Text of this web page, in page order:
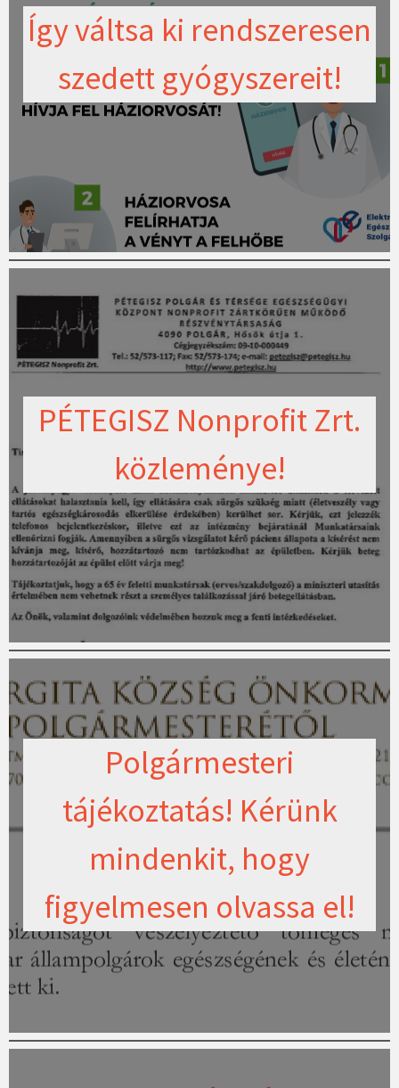
Így váltsa ki rendszeresen
szedett gyógyszereit!
PÉTEGISZ Nonprofit Zrt.
közleménye!
Polgármesteri
tájékoztatás! Kérünk
mindenkit, hogy
figyelmesen olvassa el!